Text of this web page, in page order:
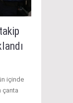
içinde
çanta